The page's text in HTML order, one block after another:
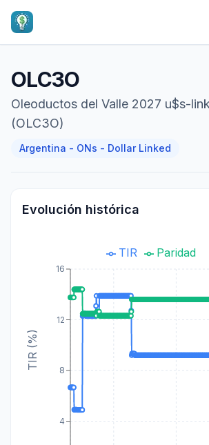
OLC3O
Oleoductos del Valle 2027 u$s-
(OLC3O)
Argentina - ONs - Dollar Linked
Evolución histórica
4
8
12
16
TIR (%)
TIR Paridad